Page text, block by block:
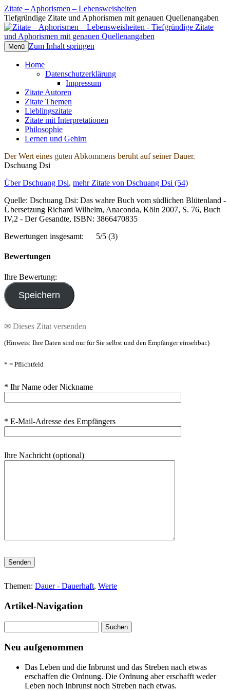
Zitate – Aphorismen – Lebensweisheiten
Tiefgründige Zitate und Aphorismen mit genauen Quellenangaben
Menü Zum Inhalt springen
Home
Datenschutzerklärung
Impressum
Zitate Autoren
Zitate Themen
Lieblingszitate
Zitate mit Interpretationen
Philosophie
Lernen und Gehirn
Der Wert eines guten Abkommens beruht auf seiner Dauer.
Dschuang Dsi
Über Dschuang Dsi, mehr Zitate von Dschuang Dsi (54)
Quelle: Dschuang Dsi: Das wahre Buch vom südlichen Blütenland -
Übersetzung Richard Wilhelm, Anaconda, Köln 2007, S. 76, Buch
IV,2 - Der Gesandte, ISBN: 3866470835
Bewertungen insgesamt:
5/5 (3)
Bewertungen
Ihre Bewertung:
✉ Dieses Zitat versenden
(Hinweis: Ihre Daten sind nur für Sie selbst und den Empfänger einsehbar.)
* = Pflichtfeld
* Ihr Name oder Nickname
* E-Mail-Adresse des Empfängers
Ihre Nachricht (optional)
Bitte lasse dieses Feld leer.
Themen: Dauer - Dauerhaft, Werte
Artikel-Navigation
nach:
Neu aufgenommen
Das Leben und die Inbrunst und das Streben nach etwas
erschaffen die Ordnung. Die Ordnung aber erschafft weder
Leben noch Inbrunst noch Streben nach etwas.